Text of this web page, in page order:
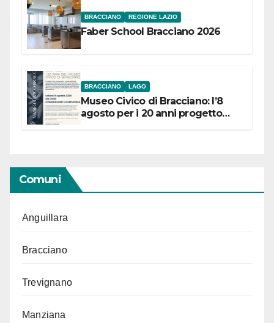
BRACCIANO REGIONE LAZIO
Faber School Bracciano 2026
BRACCIANO LAGO
Museo Civico di Bracciano: l’8
agosto per i 20 anni progetto
Comuni
Anguillara
Bracciano
Trevignano
Manziana